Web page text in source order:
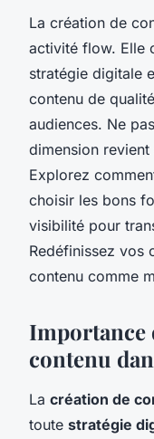
La création de
activité flow. Elle
stratégie digitale
contenu de
audiences. Ne
dimension
Explorez
choisir les bons
visibilité pour
Redéfinissez vos
contenu comme
Importance
contenu
La création de
toute stratégie